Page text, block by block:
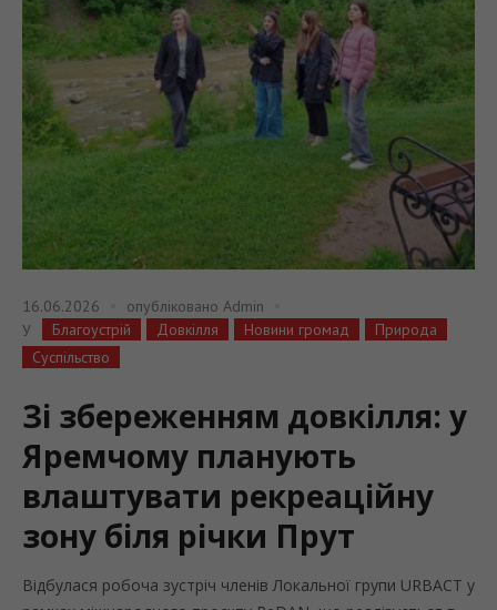
16.06.2026 опубліковано Admin
У
Благоустрій Довкілля Новини громад
Природа
Суспільство
Зі збереженням довкілля: у
Яремчому планують
влаштувати рекреаційну
зону біля річки Прут
Відбулася робоча зустріч членів Локальної групи URBACT у